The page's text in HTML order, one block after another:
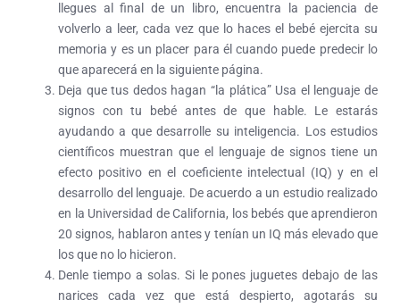
llegues al final de un libro, encuentra la paciencia de
volverlo a leer, cada vez que lo haces el bebé ejercita su
memoria y es un placer para él cuando puede predecir lo
que aparecerá en la siguiente página.
Deja que tus dedos hagan “la plática” Usa el lenguaje de
signos con tu bebé antes de que hable. Le estarás
ayudando a que desarrolle su inteligencia. Los estudios
científicos muestran que el lenguaje de signos tiene un
efecto positivo en el coeficiente intelectual (IQ) y en el
desarrollo del lenguaje. De acuerdo a un estudio realizado
en la Universidad de California, los bebés que aprendieron
20 signos, hablaron antes y tenían un IQ más elevado que
los que no lo hicieron.
Denle tiempo a solas. Si le pones juguetes debajo de las
narices cada vez que está despierto, agotarás su